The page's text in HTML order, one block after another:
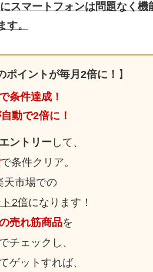
スマートフォンは問題なく機
。
イントが毎月2倍に！ 】
条件達成！
動で2倍に！
ントリーして、
で条件クリア。
天市場での
2倍になります！
売れ筋商品を
チェックし、
ゲットすれば、